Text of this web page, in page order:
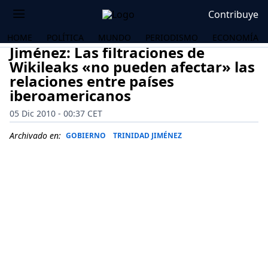
Contribuye
HOME POLÍTICA MUNDO PERIODISMO ECONOMÍA
Jiménez: Las filtraciones de
Wikileaks «no pueden afectar» las
relaciones entre países
iberoamericanos
05 Dic 2010 - 00:37 CET
Archivado en: GOBIERNO TRINIDAD JIMÉNEZ